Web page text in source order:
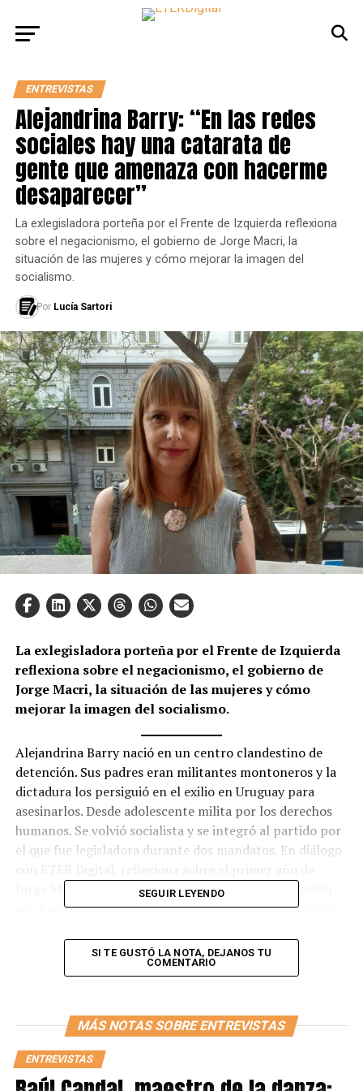
ENTREVISTAS
Alejandrina Barry: “En las redes
sociales hay una catarata de
gente que amenaza con hacerme
desaparecer”
La exlegisladora porteña por el Frente de Izquierda reflexiona
sobre el negacionismo, el gobierno de Jorge Macri, la
situación de las mujeres y cómo mejorar la imagen del
socialismo.
Por Lucía Sartori
La exlegisladora porteña por el Frente de Izquierda
reflexiona sobre el negacionismo, el gobierno de
Jorge Macri, la situación de las mujeres y cómo
mejorar la imagen del socialismo.
Alejandrina Barry nació en un centro clandestino de
detención. Sus padres eran militantes montoneros y la
dictadura los persiguió en el exilio en Uruguay para
asesinarlos. Desde adolescente milita por los derechos
humanos. Se volvió socialista y se integró al partido por
el que fue legisladora durante dos mandatos. En diálogo
Jorge Macri y Javier Milei en el poder, la reivindicación
que hace el gobierno de la dictadura, la situación de las
captar votantes descontentos con el gobierno.
-¿Qué sentís cuando escuchás a funcionarios del
desaparecidos?
-La lucha contra la impunidad en Argentina fue muy
dura. Cuando entré a la secundaria y me enteré de que
SEGUIR LEYENDO
SI TE GUSTÓ LA NOTA, DEJANOS TU
COMENTARIO
MÁS NOTAS SOBRE ENTREVISTAS
ENTREVISTAS